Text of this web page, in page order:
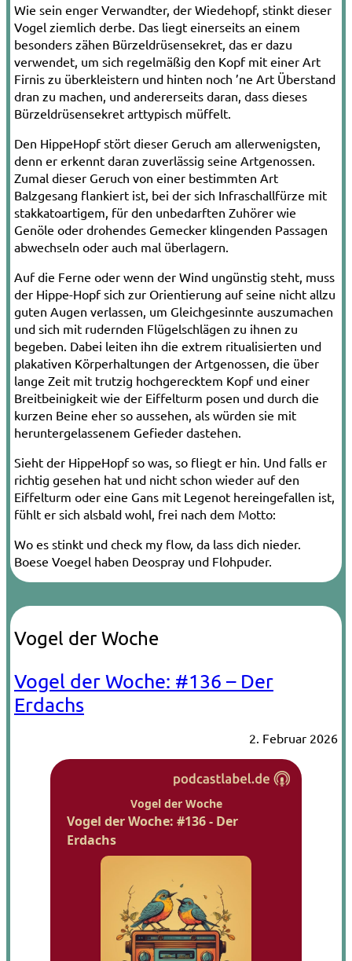
Wie sein enger Verwandter, der Wiedehopf, stinkt dieser
Vogel ziemlich derbe. Das liegt einerseits an einem
besonders zähen Bürzeldrüsensekret, das er dazu
verwendet, um sich regelmäßig den Kopf mit einer Art
Firnis zu überkleistern und hinten noch ’ne Art Überstand
dran zu machen, und andererseits daran, dass dieses
Bürzeldrüsensekret arttypisch müffelt.
Den Hippe­Hopf stört dieser Geruch am allerwenigsten,
denn er erkennt daran zuverlässig seine Artgenossen.
Zumal dieser Geruch von einer bestimmten Art
Balzgesang flankiert ist, bei der sich Infraschallfürze mit
stakkatoartigem, für den unbedarften Zuhörer wie
Genöle oder drohendes Gemecker klingenden Passagen
abwechseln oder auch mal überlagern.
Auf die Ferne oder wenn der Wind ungünstig steht, muss
der Hippe-Hopf sich zur Orientierung auf seine nicht allzu
guten Augen verlassen, um Gleichgesinnte auszumachen
und sich mit rudernden Flügelschlägen zu ihnen zu
begeben. Dabei leiten ihn die extrem ritualisierten und
plakativen Körperhaltungen der Artgenossen, die über
lange Zeit mit trutzig hochgerecktem Kopf und einer
Breitbeinigkeit wie der Eiffelturm posen und durch die
kurzen Beine eher so aussehen, als würden sie mit
heruntergelassenem Gefieder dastehen.
Sieht der Hippe­Hopf so was, so fliegt er hin. Und falls er
richtig gesehen hat und nicht schon wieder auf den
Eiffelturm oder eine Gans mit Legenot hereingefallen ist,
fühlt er sich alsbald wohl, frei nach dem Motto:
Wo es stinkt und check my flow, da lass dich nieder.
Boese Voegel haben Deospray und Flohpuder.
Vogel der Woche
Vogel der Woche: #136 – Der
Erdachs
2. Februar 2026